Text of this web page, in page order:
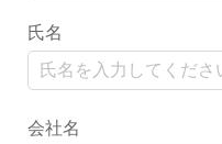
氏名
会社名